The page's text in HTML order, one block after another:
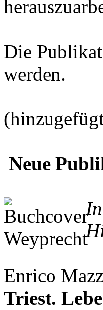
Die
werden.
Neue
Enrico
Triest.